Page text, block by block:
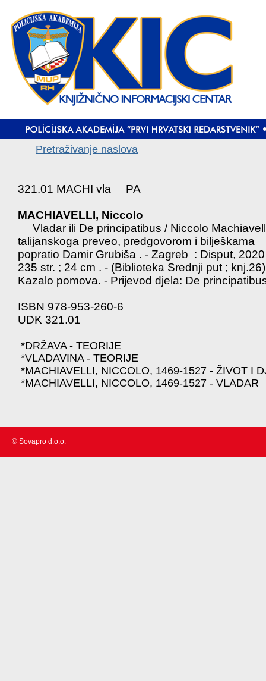
Pretraživanje naslova
321.01 MACHI vla PA
MACHIAVELLI, Niccolo
Vladar ili De principatibus / Niccolo
talijanskoga preveo, predgovorom i bilješkama
popratio Damir Grubiša . - Zagreb : Disput,
235 str. ; 24 cm . - (Biblioteka Srednji put ; knj.26)
Kazalo pomova. - Prijevod djela: De
ISBN 978-953-260-6
UDK 321.01
*DRŽAVA - TEORIJE
*VLADAVINA - TEORIJE
*MACHIAVELLI, NICCOLO, 1469-1527 - ŽIVOT I
*MACHIAVELLI, NICCOLO, 1469-1527 - VLADAR
© Sovapro d.o.o.